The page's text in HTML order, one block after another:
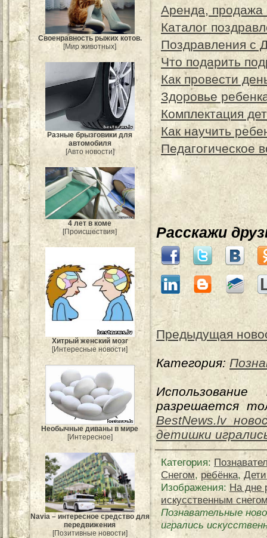
Своенравность рыжих котов.
[Мир животных]
Разные брызговики для
автомобиля
[Авто новости]
4 лет в коме
[Происшествия]
Хитрый женский мозг
[Интересные новости]
Необычные диваны в мире
[Интересное]
Navia – интересное средство для
передвижения
[Позитивные новости]
Аренда, продажа
Каталог
Поздравления с
Что подарить
Как провести
Здоровье
Комплектация
Как научить
Педагогическое
Расскажи
Предыдущая
Категория:
разрешается
BestNews.lv
детишки
Категория:
Снегом, ребёнка,
Изображения: На дне
искусственным
Познавательные
игрались